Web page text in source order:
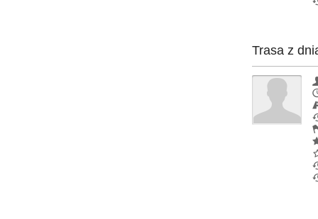
Trasa z